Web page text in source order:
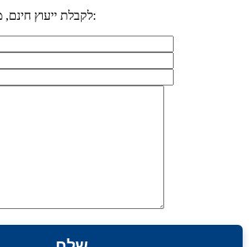
לקבלת ייעוץ חינם, מלאו את הטופס הבא: